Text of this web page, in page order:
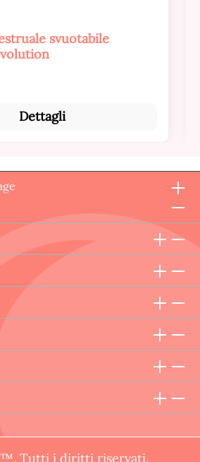
di 4.88 su 5 stelle
svuotabile
Dettagli
Tutti i diritti riservati.